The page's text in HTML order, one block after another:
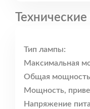
Тип лампы:
Максимальная
Общая
Мощность,
Напряжение